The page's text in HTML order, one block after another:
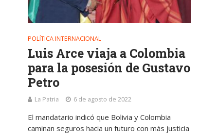
POLÍTICA INTERNACIONAL
Luis Arce viaja a Colombia
para la posesión de Gustavo
Petro
La Patria 6 de agosto de 2022
El mandatario indicó que Bolivia y Colombia
caminan seguros hacia un futuro con más justicia